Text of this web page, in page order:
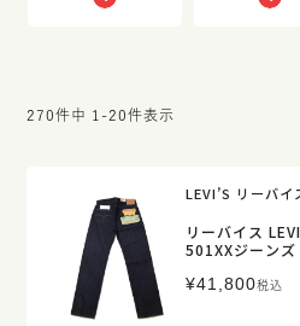
270件中 1 -20件表示
LEVI’S リーバイ
リーバイス
501XXジーン
¥41,800税込